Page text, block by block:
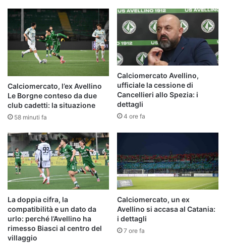
Calciomercato, l’ex Avellino
Le Borgne conteso da due
club cadetti: la situazione
58 minuti fa
Calciomercato Avellino,
ufficiale la cessione di
Cancellieri allo Spezia: i
dettagli
4 ore fa
La doppia cifra, la
compatibilità e un dato da
urlo: perché l’Avellino ha
rimesso Biasci al centro del
villaggio
Calciomercato, un ex
Avellino si accasa al Catania:
i dettagli
7 ore fa